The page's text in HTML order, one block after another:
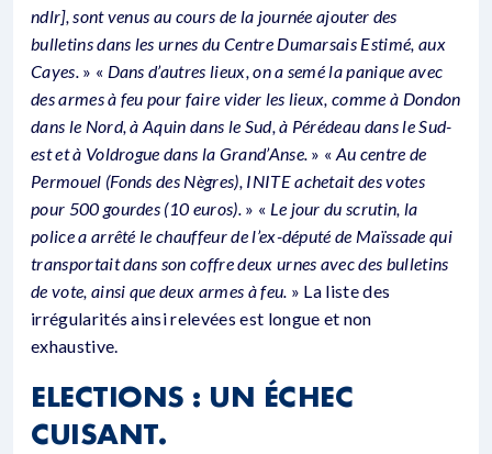
ndlr], sont venus au cours de la journée ajouter des
bulletins dans les urnes du Centre Dumarsais Estimé, aux
Cayes.» « Dans d’autres lieux, on a semé la panique avec
des armes à feu pour faire vider les lieux, comme à Dondon
dans le Nord, à Aquin dans le Sud, à Pérédeau dans le Sud-
est et à Voldrogue dans la Grand’Anse. » « Au centre de
Permouel (Fonds des Nègres), INITE achetait des votes
pour 500 gourdes (10 euros). » « Le jour du scrutin, la
police a arrêté le chauffeur de l’ex-député de Maïssade qui
transportait dans son coffre deux urnes avec des bulletins
de vote, ainsi que deux armes à feu. » La liste des
irrégularités ainsi relevées est longue et non
exhaustive.
ELECTIONS : UN ÉCHEC
CUISANT.